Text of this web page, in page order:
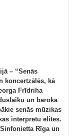
– “Senās
koncertzālēs, kā
Frīdriha
un baroka
senās mūzikas
interpretu elites.
Rīga un